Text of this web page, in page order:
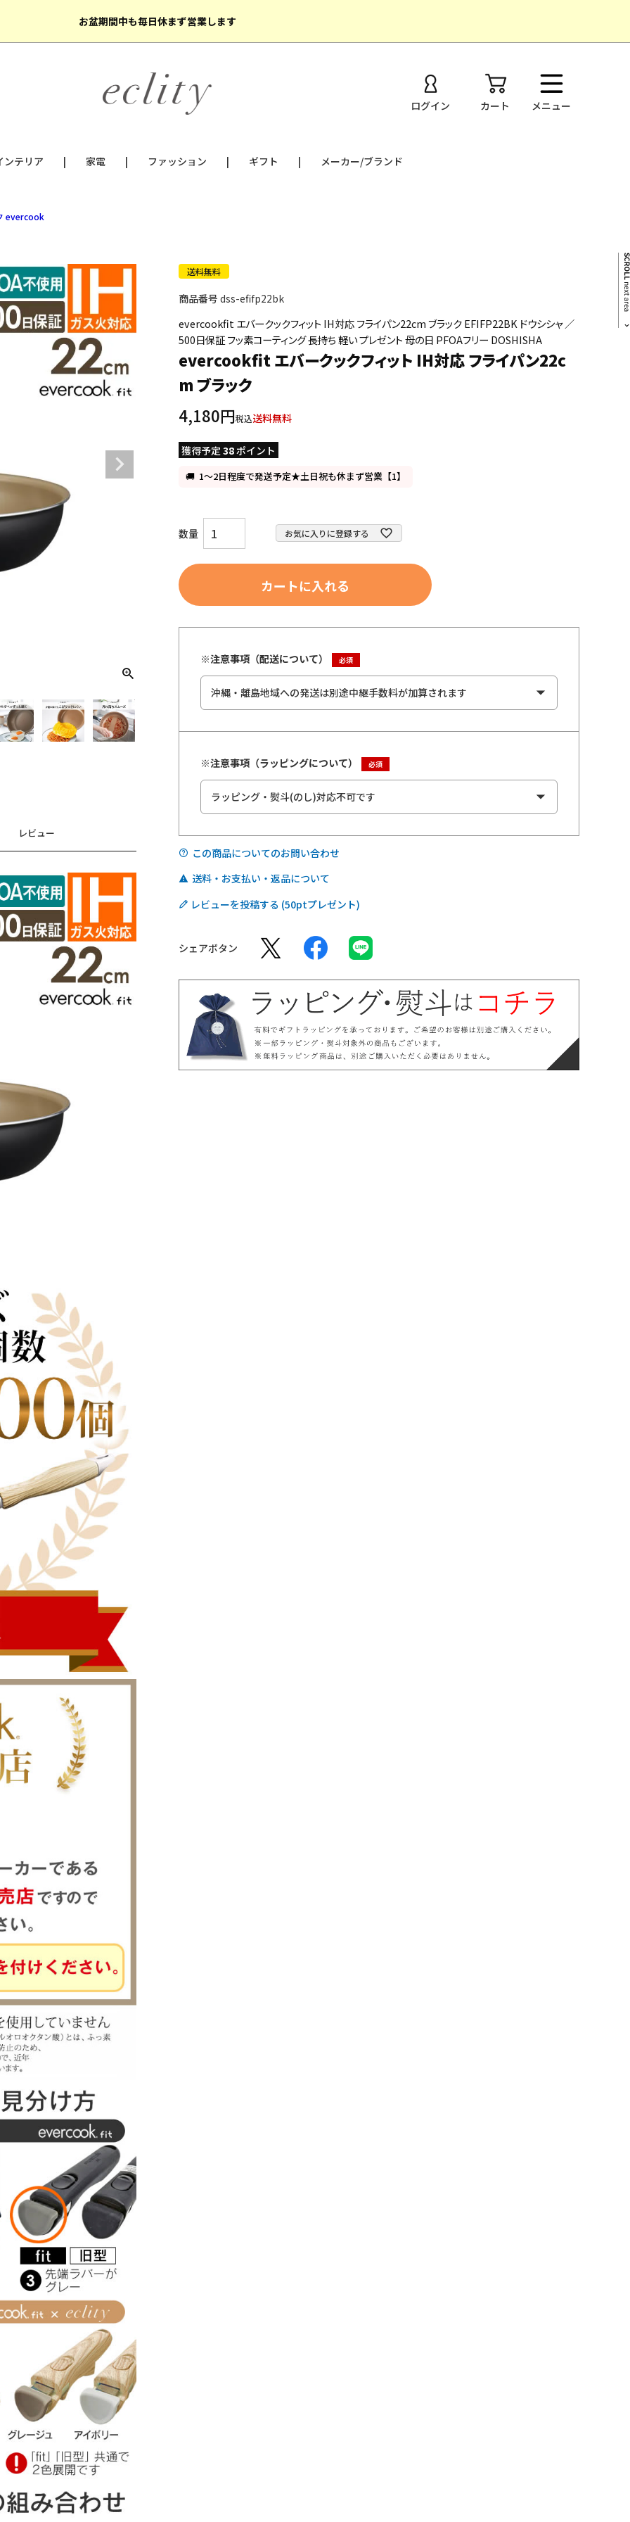
お盆期間中も毎日休まず営業します
カート メニュー
ログイン
ンテリア 家電 ファッション ギフト メーカー/ブランド
evercook
レビュー
送料無料
商品番号 dss-efifp22bk
evercookfit エバークックフィット IH対応 フライパン22cm ブラック EFIFP22BK ドウシシャ ／
500日保証 フッ素コーティング 長持ち 軽い プレゼント 母の日 PFOAフリー DOSHISHA
evercookfit エバークックフィット IH対応 フライパン22c
m ブラック
4,180
税込送料無料
獲得予定 38ポイント
1～2日程度で発送予定★土日祝も休まず営業【1】
お気に入りに登録する
カートに入れる
※注意事項（配送について）
※注意事項（ラッピングについて）
この商品についてのお問い合わせ
送料・お支払い・返品について
レビューを投稿する
シェアボタン